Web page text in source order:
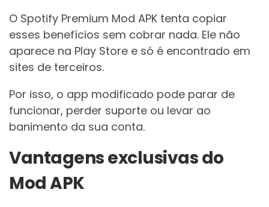
O Spotify Premium Mod APK tenta copiar
esses benefícios sem cobrar nada. Ele não
aparece na Play Store e só é encontrado em
sites de terceiros.
Por isso, o app modificado pode parar de
funcionar, perder suporte ou levar ao
banimento da sua conta.
Vantagens exclusivas do
Mod APK